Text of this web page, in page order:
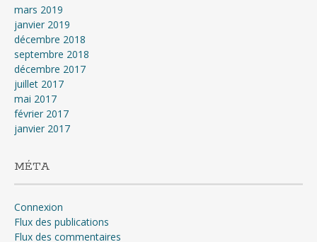
mars 2019
janvier 2019
décembre 2018
septembre 2018
décembre 2017
juillet 2017
mai 2017
février 2017
janvier 2017
MÉTA
Connexion
Flux des publications
Flux des commentaires